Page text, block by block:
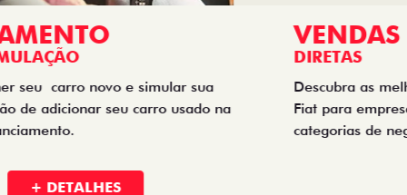
VENDAS
DIRETAS
Descubra as melhores soluções e descontos em um novo
Fiat para empresas, produtores rurais, taxistas e outras
categorias de negócios.